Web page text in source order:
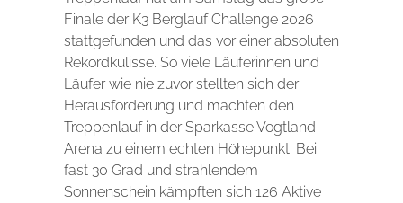
Finale der K3 Berglauf Challenge 2026
stattgefunden und das vor einer absoluten
Rekordkulisse. So viele Läuferinnen und
Läufer wie nie zuvor stellten sich der
Herausforderung und machten den
Treppenlauf in der Sparkasse Vogtland
Arena zu einem echten Höhepunkt. Bei
fast 30 Grad und strahlendem
Sonnenschein kämpften sich 126 Aktive